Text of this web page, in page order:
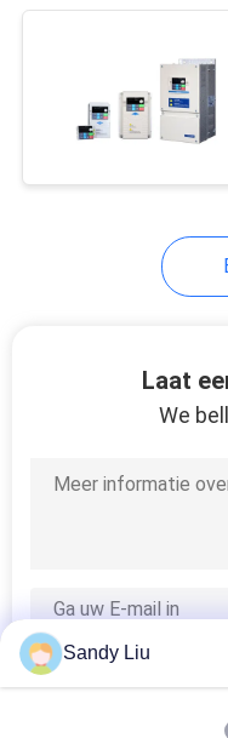
Laat
We
Sandy Liu